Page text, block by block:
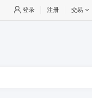
登录 注册 交易